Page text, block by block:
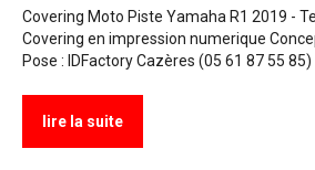
Covering Moto Piste Yamaha R1 2019 -
Covering en impression numerique
Pose : IDFactory Cazères (05 61 87 55 85)
lire la suite